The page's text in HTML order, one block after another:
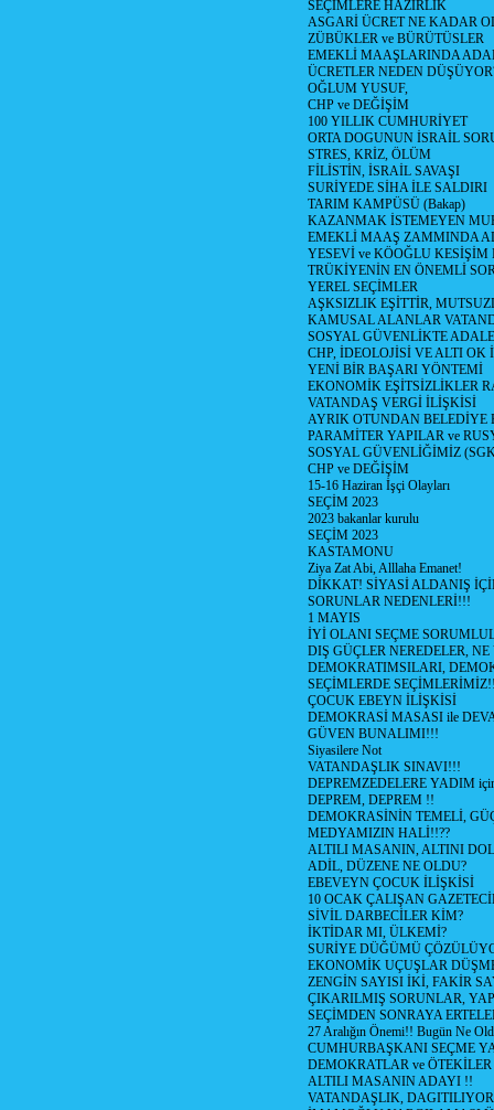
SEÇİMLERE HAZIRLIK
ASGARİ ÜCRET NE KADAR
ZÜBÜKLER ve BÜRÜTÜSLER
EMEKLİ MAAŞLARINDA
ÜCRETLER NEDEN
OĞLUM YUSUF,
CHP ve DEĞİŞİM
100 YILLIK CUMHURİYET
ORTA DOGUNUN İSRAİL
STRES, KRİZ, ÖLÜM
FİLİSTİN, İSRAİL SAVAŞI
SURİYEDE SİHA İLE SALDIRI
TARIM KAMPÜSÜ (Bakap)
KAZANMAK İSTEMEYEN
EMEKLİ MAAŞ ZAMMINDA
YESEVİ ve KÖOĞLU
TRÜKİYENİN EN ÖNEMLİ
YEREL SEÇİMLER
AŞKSIZLIK EŞİTTİR,
KAMUSAL ALANLAR
SOSYAL GÜVENLİKTE
CHP, İDEOLOJİSİ VE ALTI OK
YENİ BİR BAŞARI YÖNTEMİ
EKONOMİK EŞİTSİZLİKLER
VATANDAŞ VERGİ İLİŞKİSİ
AYRIK OTUNDAN
PARAMİTER YAPILAR ve
SOSYAL GÜVENLİĞİMİZ
CHP ve DEĞİŞİM
15-16 Haziran İşçi Olayları
SEÇİM 2023
2023 bakanlar kurulu
SEÇİM 2023
KASTAMONU
Ziya Zat Abi, Alllaha Emanet!
DİKKAT! SİYASİ ALDANIŞ
SORUNLAR NEDENLERİ!!!
1 MAYIS
İYİ OLANI SEÇME
DIŞ GÜÇLER NEREDELER,
DEMOKRATIMSILARI,
SEÇİMLERDE
ÇOCUK EBEYN İLİŞKİSİ
DEMOKRASİ MASASI ile
GÜVEN BUNALIMI!!!
Siyasilere Not
VATANDAŞLIK SINAVI!!!
DEPREMZEDELERE YADIM
DEPREM, DEPREM !!
DEMOKRASİNİN TEMELİ,
MEDYAMIZIN HALİ!!??
ALTILI MASANIN, ALTINI
ADİL, DÜZENE NE OLDU?
EBEVEYN ÇOCUK İLİŞKİSİ
10 OCAK ÇALIŞAN
SİVİL DARBECİLER KİM?
İKTİDAR MI, ÜLKEMİ?
SURİYE DÜĞÜMÜ
EKONOMİK UÇUŞLAR
ZENGİN SAYISI İKİ, FAKİR
ÇIKARILMIŞ SORUNLAR,
SEÇİMDEN SONRAYA
27 Aralığın Önemi!! Bugün Ne
CUMHURBAŞKANI SEÇME
DEMOKRATLAR ve ÖTEKİLER
ALTILI MASANIN ADAYI !!
VATANDAŞLIK,